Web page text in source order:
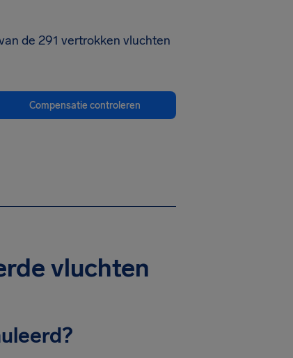
de 291 vertrokken vluchten
Compensatie controleren
vluchten